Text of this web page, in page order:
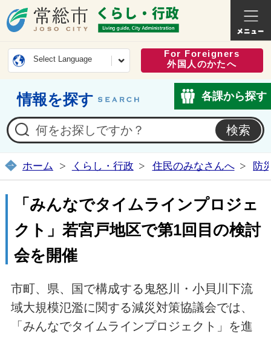
常総市公式ホームページ
くらし
Select Language
For Foreigners
外国人のかたへ
情報を探す 各課から探す
ホーム くらし・行政 住民のみなさんへ 防
「みんなでタイムラインプロジェ
クト」若宮戸地区で第1回目の検討
会を開催
市町、県、国で構成する鬼怒川・小貝川下流
域大規模氾濫に関する減災対策協議会では、
「みんなでタイムラインプロジェクト」を進